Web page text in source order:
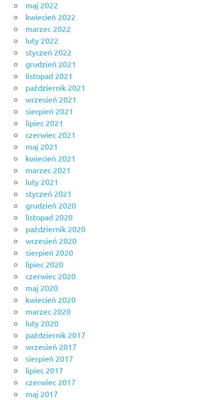
maj 2022
kwiecień 2022
marzec 2022
luty 2022
styczeń 2022
grudzień 2021
listopad 2021
październik 2021
wrzesień 2021
sierpień 2021
lipiec 2021
czerwiec 2021
maj 2021
kwiecień 2021
marzec 2021
luty 2021
styczeń 2021
grudzień 2020
listopad 2020
październik 2020
wrzesień 2020
sierpień 2020
lipiec 2020
czerwiec 2020
maj 2020
kwiecień 2020
marzec 2020
luty 2020
październik 2017
wrzesień 2017
sierpień 2017
lipiec 2017
czerwiec 2017
maj 2017